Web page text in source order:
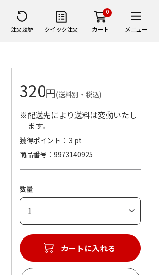
注文履歴 クイック注文
0
カート メニュー
320円(送料別・税込)
※配送先により送料は変動いたし
ます。
獲得ポイント： 3 pt
商品番号
9973140925
数量
カートに入れる